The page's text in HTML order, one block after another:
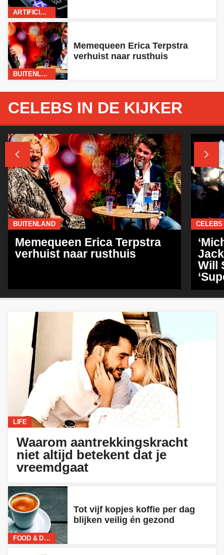
ARTIFICIËLE INTELLIGENTIE
BUITENLAND
Memequeen Erica Terpstra
verhuist naar rusthuis
LIFE
Waarom aantrekkingskracht
niet altijd betekent dat je
vreemdgaat
FOOD & DRINKS
Tot vijf kopjes koffie per dag
blijken veilig én gezond
CELEBS IN DE KIJKER
 
BUITENLAND
Memequeen Erica Terpstra
verhuist naar rusthuis
CELEBS
Will